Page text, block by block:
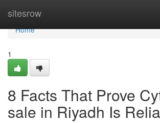
sitesrow
Home
Home
1
8 Facts That Prove
sale in Riyadh Is